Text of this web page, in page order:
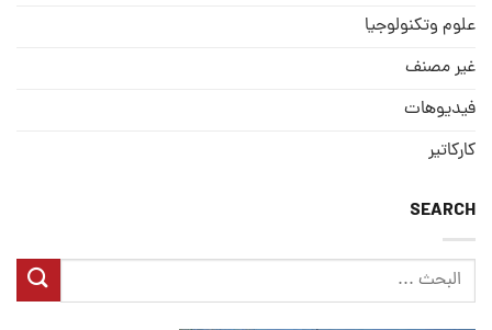
علوم وتكنولوجيا
غير مصنف
فيديوهات
كاركاتير
SEARCH